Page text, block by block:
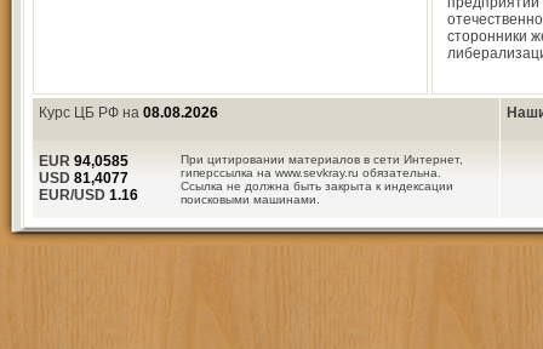
сторонники
Курс ЦБ РФ на 08.08.2026
При цитировании материалов в сети Интернет,
гиперссылка на www.sevkray.ru обязательна.
Ссылка не должна быть закрыта к индексации
поисковыми машинами.
EUR 94,0585
USD 81,4077
EUR/USD 1.16